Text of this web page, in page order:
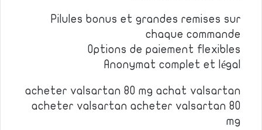
Pilules bonus et grandes remises sur
chaque commande
Options de paiement flexibles
Anonymat complet et légal
acheter valsartan 80 mg achat valsartan
acheter valsartan acheter valsartan 80
mg